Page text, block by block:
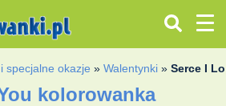
specjalne okazje »Walentynki »Serce I
kolorowanka